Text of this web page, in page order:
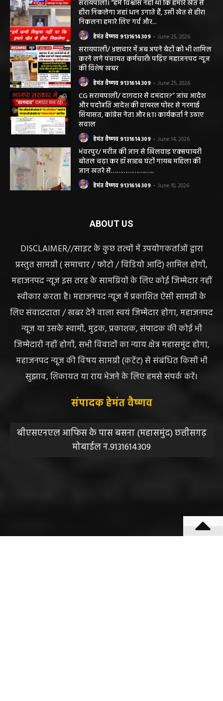
सरायपाली। “हमें विश्वास नहीं था कि हमारे खेत से
हीरा निकलेगा जहां धान उगाते हैं, उसी खेत से हीरा
निकलना हमारे लिए गर्व और...
हेमंत वैष्णव 9131614309 - June 25, 2026
सरायपाली/ भ्रष्टाचार में अब अपने बेटों को भी शामिल
करने लगे पंचायत कर्मचारी! पढ़िए महाजनपद न्यूज
की विशेष खबर
हेमंत वैष्णव 9131614309 - June 25, 2026
CG सरायपाली/ दागदार से दमदार?” जांच आदेश
और पदोन्नति आदेश की वायरल पोस्ट से गरमाई
सियासत, कांग्रेस नेता और RTI कार्यकर्ता ने उठाए
सवाल
हेमंत वैष्णव 9131614309 - June 14, 2026
भंवरपुर/ मरीज की जान से खिलवाड़ एक्सपायरी
बोतल चढ़ा कर डॉ साहब घंटों गायब महिला की
जान खतरे से……………….…..
हेमंत वैष्णव 9131614309 - June 10, 2026
ABOUT US
DISCLAIMER//साइट के कुछ तत्वों में उपयोगकर्ताओं द्वारा
प्रस्तुत सामग्री ( समाचार / फोटो / विडियो आदि) शामिल होगी,
महाजनपद न्यूज इस तरह के सामग्रियों के लिए कोई जिम्मेदार नहीं
स्वीकार करता है। महाजनपद न्यूज में प्रकाशित ऐसी सामग्री के
लिए संवाददाता / खबर देने वाला स्वयं जिम्मेदार होगा, महाजनपद
न्यूज या उसके स्वामी, मुद्रक, प्रकाशक, संपादक की कोई भी
जिम्मेदारी नहीं होगी, सभी विवादों का न्याय क्षेत्र महासमुंद होगा,
महाजनपद न्यूज की विषय सामग्री (कटेंट) से संबंधित किसी भी
सुझाव, शिकायत या राय भेजने के लिए हमसे संपर्क करें।
संपादक हेमंत वैष्णव
बीएसएनएल आफिस के पास बसना (महासमुंद) छत्तीसगढ़
मोबाईल न.9131614309